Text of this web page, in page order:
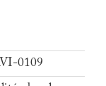
0109